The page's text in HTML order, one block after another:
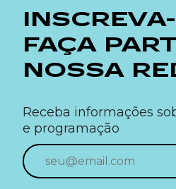
FAÇA
NOSSA
Receba informações
e programação